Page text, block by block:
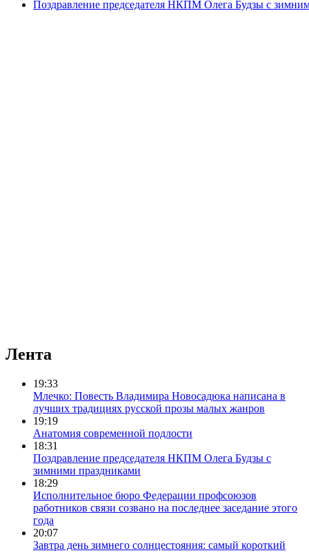
Поздравление председателя НКПМ Олега Будзы с
Лента
19:33
Млечко: Повесть Владимира Новосадюка написана в
лучших традициях русской прозы малых жанров
19:19
Анатомия современной подлости
18:31
Поздравление председателя НКПМ Олега Будзы с
зимними праздниками
18:29
Исполнительное бюро Федерации профсоюзов
работников связи созвано на последнее заседание этого
года
20:07
Завтра день зимнего солнцестояния: самый короткий